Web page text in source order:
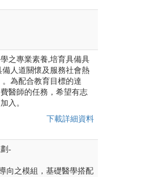
之專業素養,培育具備具
人道關懷及服務社會熱
為配合教育目標的達
醫師的任務，希望有志
入。
下載詳細資料
-
向之模組，基礎醫學搭配